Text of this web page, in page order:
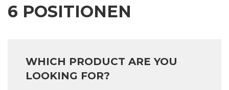
6 POSITIONEN
WHICH PRODUCT ARE YOU
LOOKING FOR?